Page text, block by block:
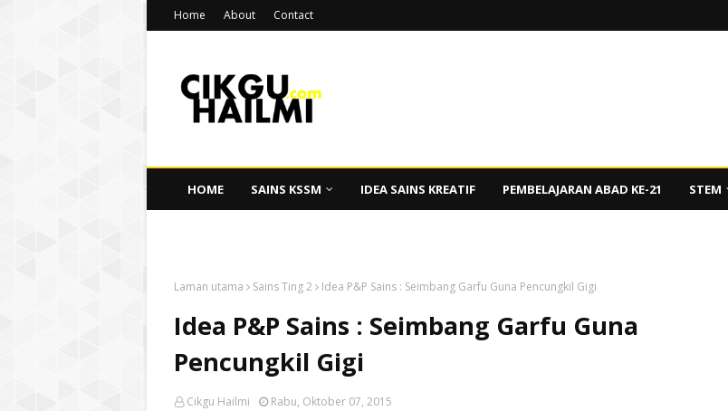
Home About Contact
HOME SAINS KSSM IDEA SAINS KREATIF PEMBELAJARAN ABAD KE-21 STEM
Laman utama Sains Ting 2 Idea P&P Sains : Seimbang Garfu Guna Pencungkil Gigi
Idea P&P Sains : Seimbang Garfu Guna
Pencungkil Gigi
Cikgu Hailmi Rabu, Oktober 07, 2015